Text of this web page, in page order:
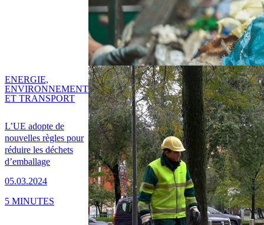
L’UE adopte de
nouvelles règles pour
réduire les déchets
d’emballage
05.03.2024
ENERGIE,
ENVIRONNEMENT
ET TRANSPORT
5 MINUTES